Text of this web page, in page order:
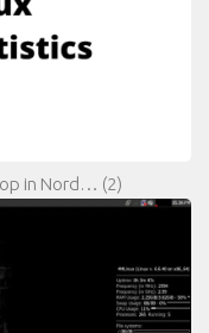
in Nord… (2)